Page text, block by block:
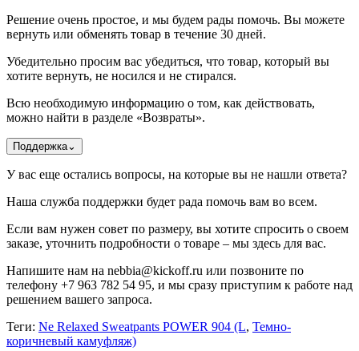
Решение очень простое, и мы будем рады помочь. Вы можете
вернуть или обменять товар в течение 30 дней.
Убедительно просим вас убедиться, что товар, который вы
хотите вернуть, не носился и не стирался.
Всю необходимую информацию о том, как действовать,
можно найти в разделе «Возвраты».
Поддержка⌄
У вас еще остались вопросы, на которые вы не нашли ответа?
Наша служба поддержки будет рада помочь вам во всем.
Если вам нужен совет по размеру, вы хотите спросить о своем
заказе, уточнить подробности о товаре – мы здесь для вас.
Напишите нам на nebbia@kickoff.ru или позвоните по
телефону +7 963 782 54 95, и мы сразу приступим к работе над
решением вашего запроса.
Теги: Ne Relaxed Sweatpants POWER 904 (L, Темно-
коричневый камуфляж)